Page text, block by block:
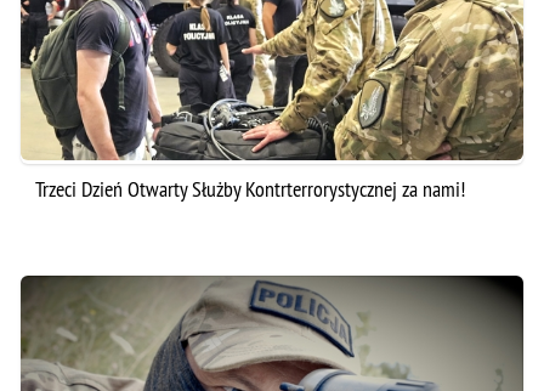
Trzeci Dzień Otwarty Służby Kontrterrorystycznej za nami!